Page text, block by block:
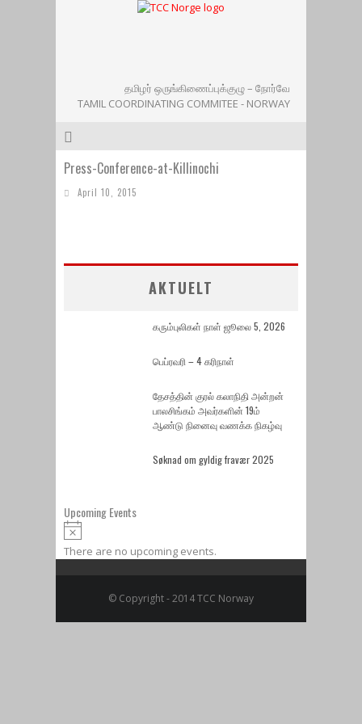
தமிழர் ஒருங்கிணைப்புக்குழு – நோர்வே
TAMIL COORDINATING COMMITEE - NORWAY
Press-Conference-at-Killinochi
April 10, 2015
AKTUELT
கரும்புலிகள் நாள் ஜூலை 5, 2026
பெப்ரவரி – 4 கரிநாள்
தேசத்தின் குரல் கலாநிதி அன்றன்
பாலசிங்கம் அவர்களின் 19ம்
ஆண்டு நினைவு வணக்க நிகழ்வு
Søknad om gyldig fravær 2025
Upcoming Events
Notice
There are no upcoming events.
© Copyright - 2014 TCC Norway